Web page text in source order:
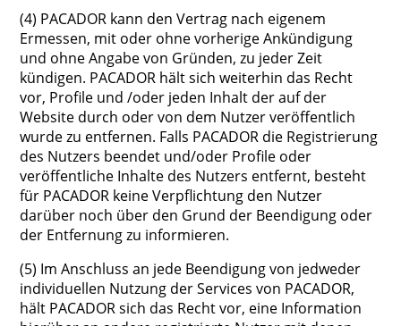
(4) PACADOR kann den Vertrag nach eigenem
Ermessen, mit oder ohne vorherige Ankündigung
und ohne Angabe von Gründen, zu jeder Zeit
kündigen. PACADOR hält sich weiterhin das Recht
vor, Profile und /oder jeden Inhalt der auf der
Website durch oder von dem Nutzer veröffentlich
wurde zu entfernen. Falls PACADOR die Registrierung
des Nutzers beendet und/oder Profile oder
veröffentliche Inhalte des Nutzers entfernt, besteht
für PACADOR keine Verpflichtung den Nutzer
darüber noch über den Grund der Beendigung oder
der Entfernung zu informieren.
(5) Im Anschluss an jede Beendigung von jedweder
individuellen Nutzung der Services von PACADOR,
hält PACADOR sich das Recht vor, eine Information